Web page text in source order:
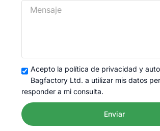
Acepto la política de privacidad y
Bagfactory Ltd. a utilizar mis datos
responder a mi consulta.
Enviar